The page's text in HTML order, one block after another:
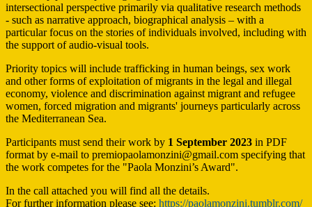
intersectional perspective primarily via qualitative research methods
- such as narrative approach, biographical analysis – with a
particular focus on the stories of individuals involved, including with
the support of audio-visual tools.
Priority topics will include trafficking in human beings, sex work
and other forms of exploitation of migrants in the legal and illegal
economy, violence and discrimination against migrant and refugee
women, forced migration and migrants' journeys particularly across
the Mediterranean Sea.
Participants must send their work by 1 September 2023 in PDF
format by e-mail to premiopaolamonzini@gmail.com specifying that
the work competes for the "Paola Monzini’s Award".
In the call attached you will find all the details.
For further information please see: https://paolamonzini.tumblr.com/